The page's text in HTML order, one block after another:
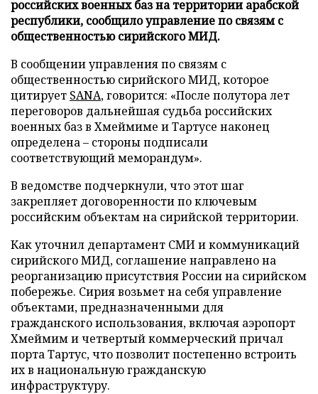
российских военных баз на территории арабской
республики, сообщило управление по связям с
общественностью сирийского МИД.
В сообщении управления по связям с
общественностью сирийского МИД, которое
цитирует SANA, говорится: «После полутора лет
переговоров дальнейшая судьба российских
военных баз в Хмеймиме и Тартусе наконец
определена – стороны подписали
соответствующий меморандум».
В ведомстве подчеркнули, что этот шаг
закрепляет договоренности по ключевым
российским объектам на сирийской территории.
Как уточнил департамент СМИ и коммуникаций
сирийского МИД, соглашение направлено на
реорганизацию присутствия России на сирийском
побережье. Сирия возьмет на себя управление
объектами, предназначенными для
гражданского использования, включая аэропорт
Хмеймим и четвертый коммерческий причал
порта Тартус, что позволит постепенно встроить
их в национальную гражданскую
инфраструктуру.